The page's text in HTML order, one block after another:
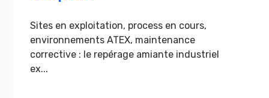
Sites en exploitation, process en cours,
environnements ATEX, maintenance
corrective : le repérage amiante industriel
ex...